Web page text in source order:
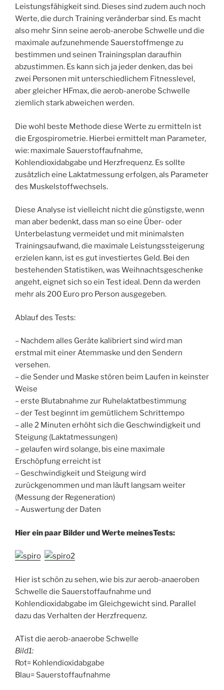
Leistungsfähigkeit sind. Dieses sind zudem auch noch
Werte, die durch Training veränderbar sind. Es macht
also mehr Sinn seine aerob-anerobe Schwelle und die
maximale aufzunehmende Sauerstoffmenge zu
bestimmen und seinen Trainingsplan daraufhin
abzustimmen. Es kann sich ja jeder denken, das bei
zwei Personen mit unterschiedlichem Fitnesslevel,
aber gleicher HFmax, die aerob-anerobe Schwelle
ziemlich stark abweichen werden.
Die wohl beste Methode diese Werte zu ermitteln ist
die Ergospirometrie. Hierbei ermittelt man Parameter,
wie: maximale Sauerstoffaufnahme,
Kohlendioxidabgabe und Herzfrequenz. Es sollte
zusätzlich eine Laktatmessung erfolgen, als Parameter
des Muskelstoffwechsels.
Diese Analyse ist vielleicht nicht die günstigste, wenn
man aber bedenkt, dass man so eine Über- oder
Unterbelastung vermeidet und mit minimalsten
Trainingsaufwand, die maximale Leistungssteigerung
erzielen kann, ist es gut investiertes Geld. Bei den
bestehenden Statistiken, was Weihnachtsgeschenke
angeht, eignet sich so ein Test ideal. Denn da werden
mehr als 200 Euro pro Person ausgegeben.
Ablauf des Tests:
– Nachdem alles Geräte kalibriert sind wird man
erstmal mit einer Atemmaske und den Sendern
versehen.
– die Sender und Maske stören beim Laufen in keinster
Weise
– erste Blutabnahme zur Ruhelaktatbestimmung
– der Test beginnt im gemütlichem Schrittempo
– alle 2 Minuten erhöht sich die Geschwindigkeit und
Steigung (Laktatmessungen)
– gelaufen wird solange, bis eine maximale
Erschöpfung erreicht ist
– Geschwindigkeit und Steigung wird
zurückgenommen und man läuft langsam weiter
(Messung der Regeneration)
– Auswertung der Daten
Hier ein paar Bilder und Werte meinesTests:
Hier ist schön zu sehen, wie bis zur aerob-anaeroben
Schwelle die Sauerstoffaufnahme und
Kohlendioxidabgabe im Gleichgewicht sind. Parallel
dazu das Verhalten der Herzfrequenz.
ATist die aerob-anaerobe Schwelle
Bild1:
Rot= Kohlendioxidabgabe
Blau= Sauerstoffaufnahme